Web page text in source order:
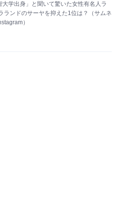
学出身」と聞いて驚いた女性有名人ラ
ランドのサーヤを抑えた1位は？（サムネ
）